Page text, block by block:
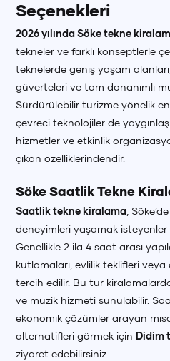
Seçenekleri
2026 yılında Söke tekne
tekneler ve farklı konseptlerle
teknelerde geniş yaşam
güverteleri ve tam donanımlı
Sürdürülebilir turizme yönelik
çevreci teknolojiler de
hizmetler ve etkinlik
çıkan özelliklerindendir.
Söke Saatlik Tekne
Saatlik tekne kiralama ,
deneyimleri yaşamak isteyenler
Genellikle 2 ila 4 saat arası
kutlamaları, evlilik teklifleri
tercih edilir. Bu tür
ve müzik hizmeti sunulabilir.
ekonomik çözümler arayan
alternatifleri görmek için Didim
ziyaret edebilirsiniz.